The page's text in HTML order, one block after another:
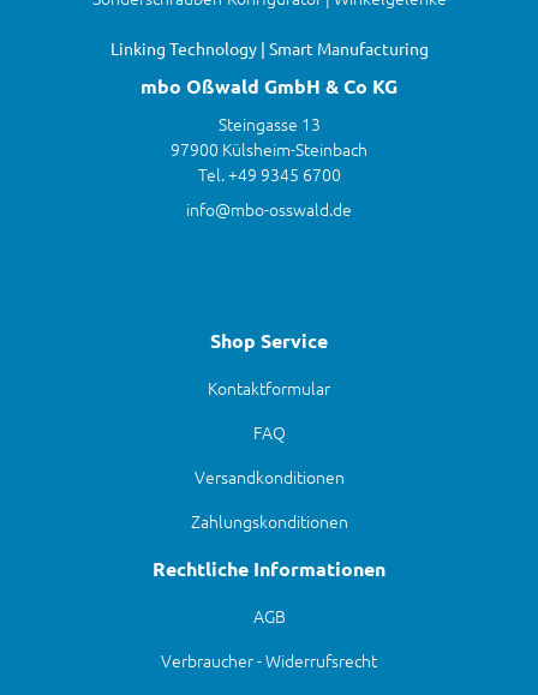
Linking Technology | Smart Manufacturing
mbo Oßwald GmbH & Co KG
Steingasse 13
97900 Külsheim-Steinbach
Tel. +49 9345 6700
info@mbo-osswald.de
Shop Service
Kontaktformular
FAQ
Versandkonditionen
Zahlungskonditionen
Rechtliche Informationen
AGB
Verbraucher - Widerrufsrecht